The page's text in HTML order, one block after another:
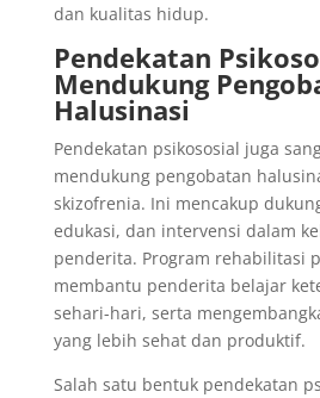
dan kualitas hidup.
Pendekatan
Mendukung
Halusinasi
Pendekatan psikososial juga
mendukung pengobatan
skizofrenia. Ini mencakup
edukasi, dan intervensi dalam
penderita. Program rehabilitasi
membantu penderita belajar
sehari-hari, serta
yang lebih sehat dan produktif.
Salah satu bentuk pendekatan